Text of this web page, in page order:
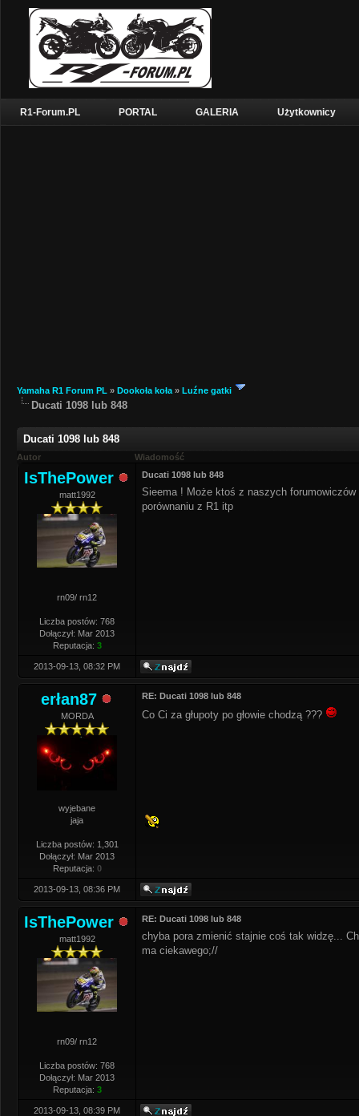
R1-Forum.PL PORTAL GALERIA Użytkownicy
Yamaha R1 Forum PL » Dookoła koła » Luźne gatki
Ducati 1098 lub 848
Ducati 1098 lub 848
Autor Wiadomość
IsThePower
matt1992
rn09/ rn12
Liczba postów: 768
Dołączył: Mar 2013
Reputacja: 3
Ducati 1098 lub 848
Sieema ! Może ktoś z naszych
porównaniu z R1 itp
2013-09-13, 08:32 PM
erłan87
MORDA
wyjebane
jaja
Liczba postów: 1,301
Dołączył: Mar 2013
Reputacja: 0
RE: Ducati 1098 lub 848
Co Ci za głupoty po głowie chodzą ???
2013-09-13, 08:36 PM
IsThePower
matt1992
rn09/ rn12
Liczba postów: 768
Dołączył: Mar 2013
Reputacja: 3
RE: Ducati 1098 lub 848
chyba pora zmienić stajnie coś tak widzę...
ma ciekawego;//
2013-09-13, 08:39 PM